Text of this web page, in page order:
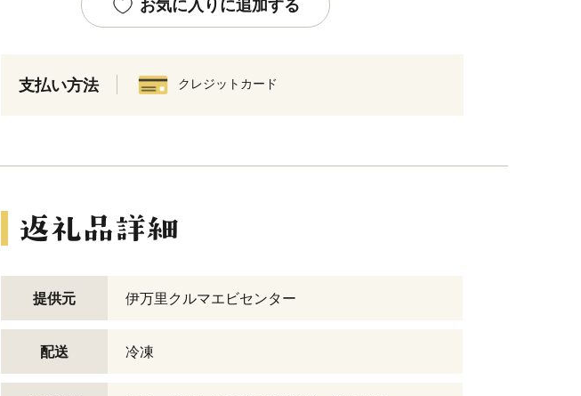
お気に入りに追加する
支払い方法 クレジットカード
提供元 伊万里クルマエビセンター
配送 冷凍